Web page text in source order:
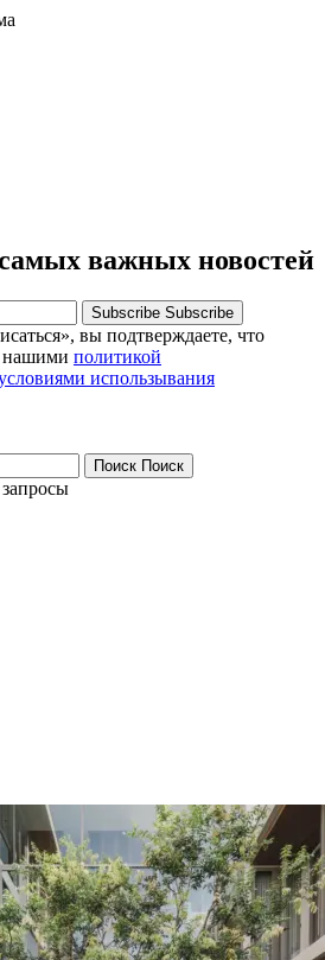
важных новостей
Subscribe Subscribe
вы подтверждаете, что
нашими политикой
использывания
Поиск Поиск